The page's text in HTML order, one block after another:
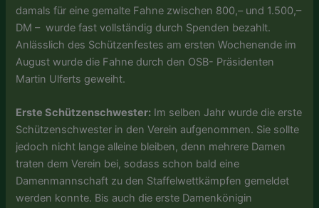
damals für eine gemalte Fahne zwischen 800,– und 1.500,–
DM – wurde fast vollständig durch Spenden bezahlt.
Anlässlich des Schützenfestes am ersten Wochenende im
August wurde die Fahne durch den OSB- Präsidenten
Martin Ulferts geweiht.
Erste Schützenschwester: Im selben Jahr wurde die erste
Schützenschwester in den Verein aufgenommen. Sie sollte
jedoch nicht lange alleine bleiben, denn mehrere Damen
traten dem Verein bei, sodass schon bald eine
Damenmannschaft zu den Staffelwettkämpfen gemeldet
werden konnte. Bis auch die erste Damenkönigin